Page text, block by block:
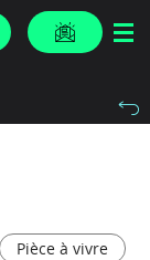
Pièce à vivre